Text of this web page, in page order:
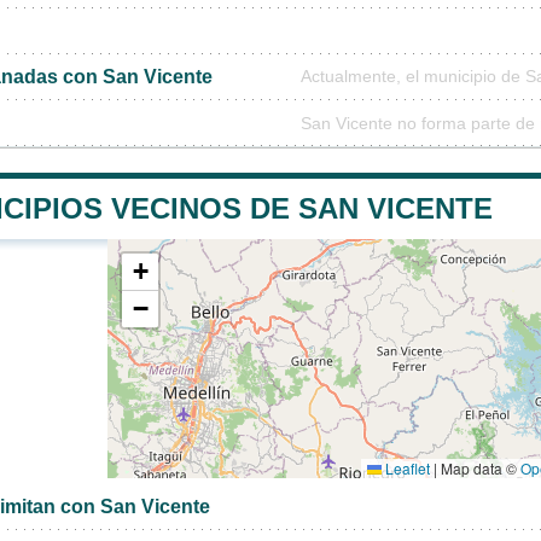
con San Vicente Actualmente, el municipio de
San Vicente no forma parte
VECINOS DE SAN VICENTE
+
−
Leaflet | Map data ©
con San Vicente